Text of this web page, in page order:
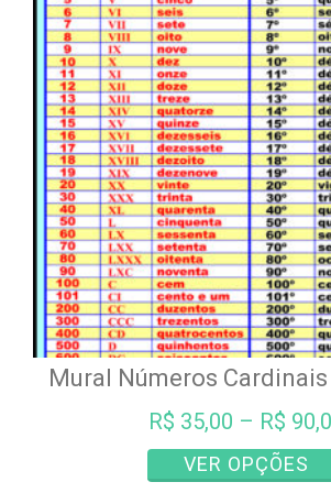
Mural Números
R$ 35,00 – R$
VER OPÇÕES